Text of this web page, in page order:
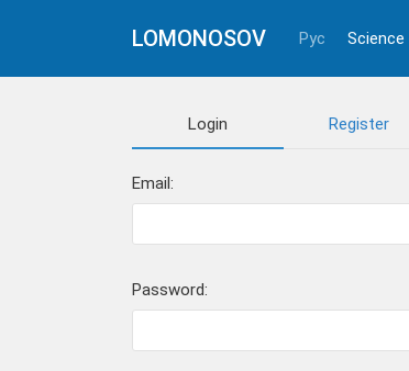
LOMONOSOV Рус Science
Login Register
Email:
Password: